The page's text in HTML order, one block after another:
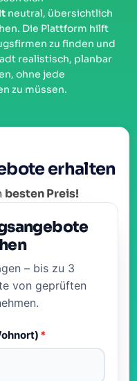
neutral, übersichtlich
Die Plattform hilft
zu finden und
realistisch, planbar
ohne jede
zu müssen.
erhalten
besten Preis!
– bis zu 3
von geprüften
*